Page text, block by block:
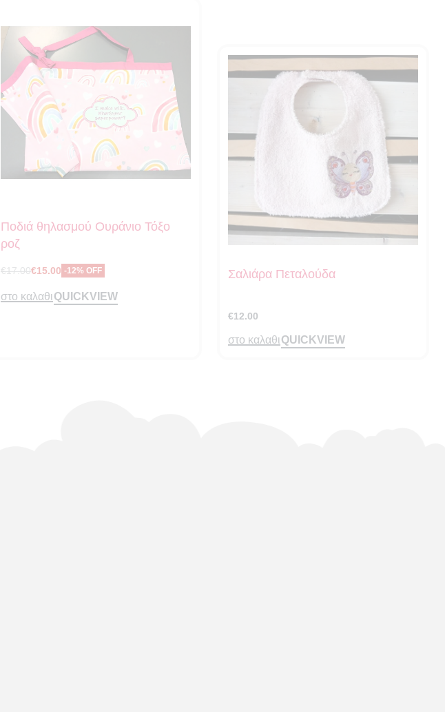
Ποδιά θηλασμού Ουράνιο Τόξο
ροζ
€17.00€15.00 -12% OFF
στο καλαθιQUICKVIEW
Σαλιάρα Πεταλούδα
€12.00
στο καλαθιQUICKVIEW